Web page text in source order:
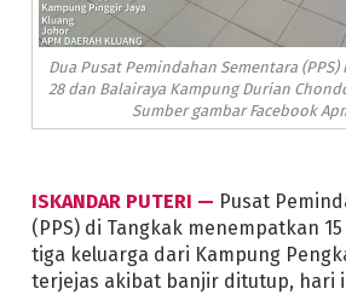
Dua Pusat Pemindahan Sementara
28 dan Balairaya Kampung Durian
Sumber gambar Facebook
ISKANDAR PUTERI — Pusat
(PPS) di Tangkak menempatkan
tiga keluarga dari Kampung
terjejas akibat banjir ditutup, hari